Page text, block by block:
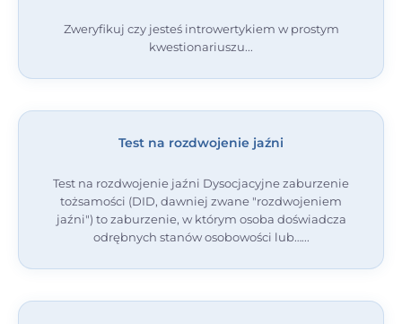
Zweryfikuj czy jesteś introwertykiem w prostym
kwestionariuszu
Test na rozdwojenie jaźni
Test na rozdwojenie jaźni Dysocjacyjne zaburzenie
tożsamości (DID, dawniej zwane "rozdwojeniem
jaźni") to zaburzenie, w którym osoba doświadcza
odrębnych stanów osobowości lub…